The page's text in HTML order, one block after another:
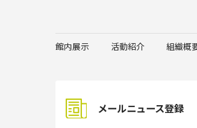
館内展示 活動紹介 組織概
メールニュース登録